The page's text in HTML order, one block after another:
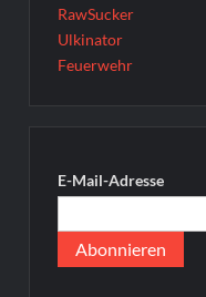
RawSucker
Ulkinator
Feuerwehr
E-Mail-Adresse